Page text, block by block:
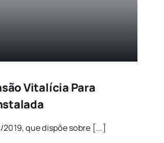
Vitalícia Para
que dispõe sobre [...]